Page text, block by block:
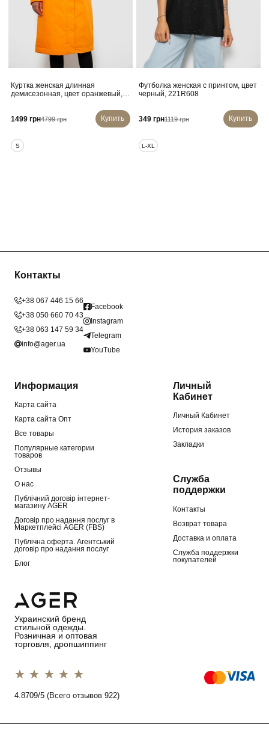
Куртка женская длинная
демисезонная, цвет оранжевый,
1499 грн4799 грн Купить
S
Футболка женская с принтом, цвет
черный, 221R608
349 грн1119 грн Купить
L-XL
Контакты
+38 067 446 15 66
+38 050 660 70 43
+38 063 147 59 34
info@ager.ua
Facebook
Instagram
Telegram
YouTube
Информация
Карта сайта
Карта сайта Опт
Все товары
Популярные категории
товаров
Отзывы
О нас
Публічний договір інтернет-
магазину AGER
Договір про надання послуг в
Маркетплейсі AGER (FBS)
Публічна оферта. Агентський
договір про надання послуг
Блог
Личный
Кабинет
Личный Кабинет
История заказов
Закладки
Служба
поддержки
Контакты
Возврат товара
Доставка и оплата
Служба поддержки
покупателей
Украинский бренд
стильной одежды.
Розничная и оптовая
торговля, дропшиппинг
1 star
2 stars
3 stars
4 stars
5 stars
4.8709/5 (Всего отзывов 922)